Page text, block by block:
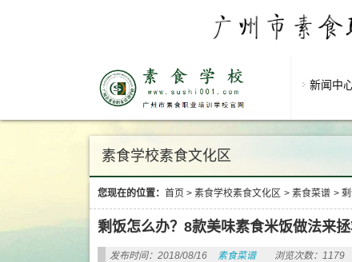
新闻中
素食学校素食文化区
您现在的位置： 首页 > 素食学校素食文化区 > 素食菜谱 >
剩饭怎么办？8款美味素食米饭做法来拯
发布时间：2018/08/16 素食菜谱 浏览次数：1179